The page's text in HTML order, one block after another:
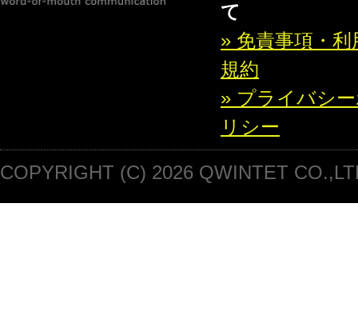
て
» 免責事項・利
規約
» プライバシ
リシー
COPYRIGHT (C) 2026 QWINTET